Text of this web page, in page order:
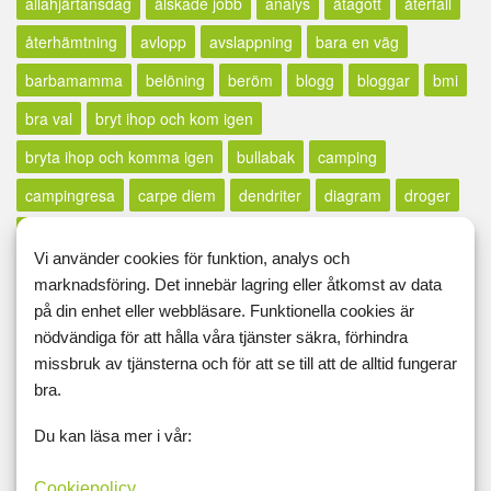
återhämtning
avlopp avslappning
bara en väg
barbamamma
belöning beröm blogg bloggar
bmi
bra val
bryt ihop och kom igen
bryta ihop och komma igen
bullabak
camping
campingresa
carpe diem dendriter diagram
droger
extrapepp
faller fallit fira fläskfilé flatvarp
födelsedag
fördelar fredagsfeeling
fredagslängtan
friskluft
friterad halloumi frukt fundering
funderingar
gäddhäng
hantera livet
hantera svackor
Vi använder cookies för funktion, analys och
marknadsföring. Det innebär lagring eller åtkomst av data
på din enhet eller webbläsare. Funktionella cookies är
nödvändiga för att hålla våra tjänster säkra, förhindra
missbruk av tjänsterna och för att se till att de alltid fungerar
bra.
Du kan läsa mer i vår: